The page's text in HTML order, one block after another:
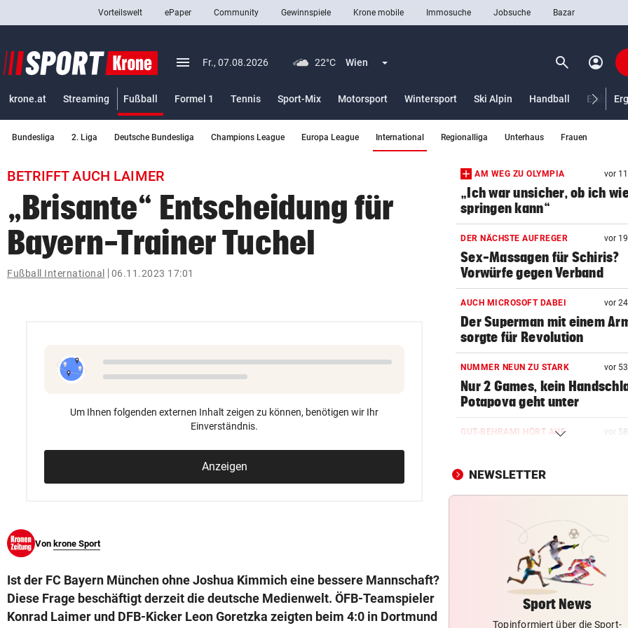
closeSchließen
Abonnieren
bookmark
search
Suchbegriff
eingeben
Vorteilswelt ePaper Community Gewinnspiele Krone mobile Immosuche Jobsuche Bazar
menu Menü aufklappen
Fr., 07.08.2026 22°C Wien Menü aufklappen search Suchen
account_circle
krone.at Streaming Fußball
Formel 1
Tennis Sport-Mix Motorsport Wintersport Ski Alpin Handball
Bundesliga 2. Liga Deutsche Bundesliga Champions League Europa League International Regionalliga Unterhaus Frauen
BETRIFFT AUCH LAIMER
„Brisante“ Entscheidung für
Bayern-Trainer Tuchel
Fußball International 06.11.2023 17:01
Um Ihnen folgenden externen Inhalt zeigen zu können, benötigen wir Ihr
Einverständnis.
Anzeigen
Von krone Sport
Ist der FC Bayern München ohne Joshua Kimmich eine bessere Mannschaft?
Diese Frage beschäftigt derzeit die deutsche Medienwelt. ÖFB-Teamspieler
Konrad Laimer und DFB-Kicker Leon Goretzka zeigten beim 4:0 in Dortmund
AM WEG ZU OLYMPIA vor
„Ich war unsicher, ob ich
springen kann“
DER NÄCHSTE AUFREGER vor
Sex-Massagen für Schiris?
Vorwürfe gegen Verband
AUCH MICROSOFT DABEI vor
Der Superman mit einem
sorgte für Revolution
NUMMER NEUN ZU STARK vor
Nur 2 Games, kein
Potapova geht unter
GUT-BEHRAMI HÖRT AUF vor
„nicht vorbeireitet“
DANK ENERGIE VON BANK
Gegner wohl fix!
BUNDESLIGA IM TICKER
SCR Altach gegen WSG
19.30 Uhr LIVE
WOHL SCHWER VERLETZT
NEWSLETTER
Sport News
Topinformiert über die Sport-